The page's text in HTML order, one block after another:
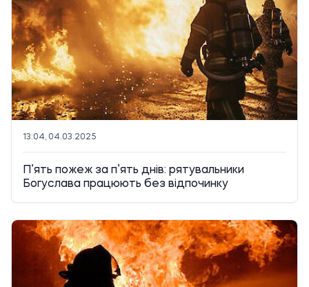
13:04, 04.03.2025
П’ять пожеж за п’ять днів: рятувальники
Богуслава працюють без відпочинку